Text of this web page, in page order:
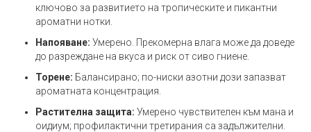
ключово за развитието на тропическите и пикантни
ароматни нотки.
Напояване: Умерено. Прекомерна влага може да доведе
до разреждане на вкуса и риск от сиво гниене.
Торене: Балансирано; по-ниски азотни дози запазват
ароматната концентрация.
Растителна защита: Умерено чувствителен към мана и
оидиум; профилактични третирания са задължителни.